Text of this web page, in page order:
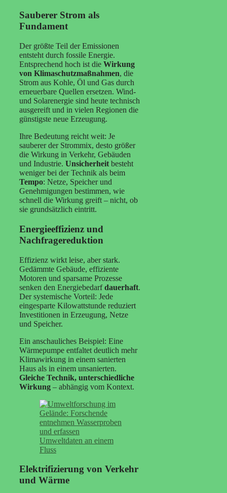
Sauberer Strom als
Fundament
Der größte Teil der Emissionen
entsteht durch fossile Energie.
Entsprechend hoch ist die Wirkung
von Klimaschutzmaßnahmen, die
Strom aus Kohle, Öl und Gas durch
erneuerbare Quellen ersetzen. Wind-
und Solarenergie sind heute technisch
ausgereift und in vielen Regionen die
günstigste neue Erzeugung.
Ihre Bedeutung reicht weit: Je
sauberer der Strommix, desto größer
die Wirkung in Verkehr, Gebäuden
und Industrie. Unsicherheit besteht
weniger bei der Technik als beim
Tempo: Netze, Speicher und
Genehmigungen bestimmen, wie
schnell die Wirkung greift – nicht, ob
sie grundsätzlich eintritt.
Energieeffizienz und
Nachfragereduktion
Effizienz wirkt leise, aber stark.
Gedämmte Gebäude, effiziente
Motoren und sparsame Prozesse
senken den Energiebedarfdauerhaft.
Der systemische Vorteil: Jede
eingesparte Kilowattstunde reduziert
Investitionen in Erzeugung, Netze
und Speicher.
Ein anschauliches Beispiel: Eine
Wärmepumpe entfaltet deutlich mehr
Klimawirkung in einem sanierten
Haus als in einem unsanierten.
Gleiche Technik, unterschiedliche
Wirkung – abhängig vom Kontext.
Elektrifizierung von Verkehr
und Wärme